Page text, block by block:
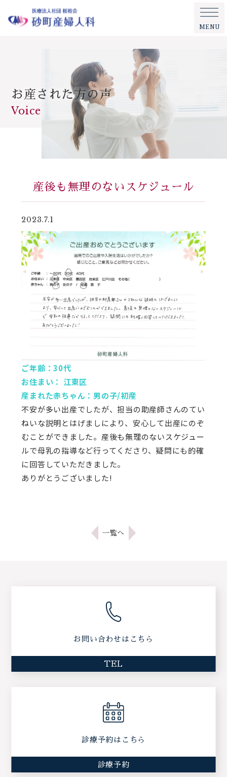
MENU
お産された方の声
Voice
産後も無理のないスケジュール
2023.7.1
ご年齢：30代
お住まい： 江東区
産まれた赤ちゃん：男の子/初産
不安が多い出産でしたが、担当の助産師さんのてい
ねいな説明とはげましにより、安心して出産にのぞ
むことができました。産後も無理のないスケジュー
ルで母乳の指導など行ってくださり、疑問にも的確
に回答していただきました。
ありがとうございました!
一覧へ
お問い合わせはこちら
TEL
診療予約はこちら
診療予約